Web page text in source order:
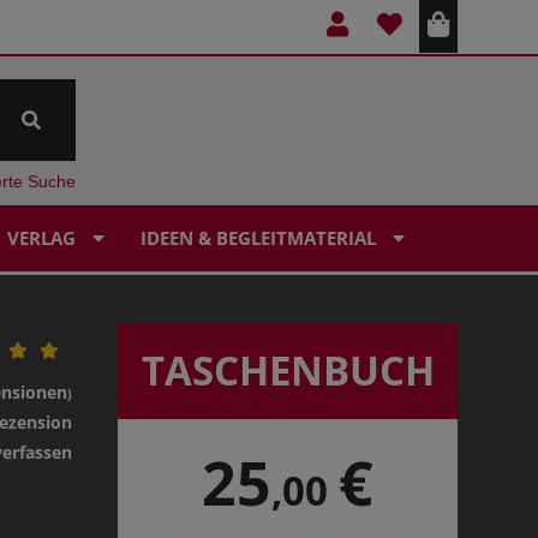
Suche
VERLAG IDEEN & BEGLEITMATERIAL
) TASCHENBUCH
25,00 €